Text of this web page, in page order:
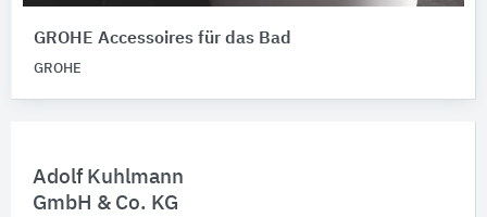
Adolf Kuhlmann
GmbH & Co. KG
GROHE Accessoires für das Bad
GROHE